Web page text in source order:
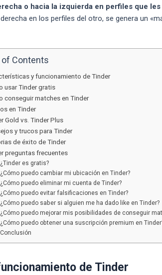
o hacia la izquierda en perfiles que
en los perfiles del otro, se genera un
of Contents
y funcionamiento de Tinder
usar Tinder gratis
conseguir matches en Tinder
en Tinder
Gold vs. Tinder Plus
y trucos para Tinder
de éxito de Tinder
preguntas frecuentes
¿Tinder es gratis?
¿Cómo puedo cambiar mi ubicación en Tinder?
¿Cómo puedo eliminar mi cuenta de Tinder?
¿Cómo puedo evitar falsificaciones en Tinder?
¿Cómo puedo saber si alguien me ha dado like en Tinder?
¿Cómo puedo mejorar mis posibilidades de conseguir
¿Cómo puedo obtener una suscripción premium en
Conclusión
de Tinder